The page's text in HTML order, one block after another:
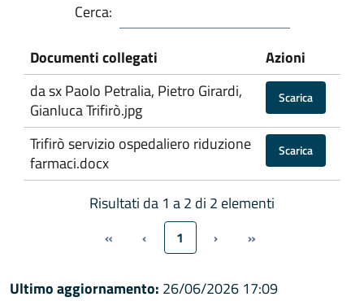
Cerca:
Documenti collegati
Azioni
da sx Paolo Petralia, Pietro Girardi,
Gianluca Trifirò.jpg
Scarica
Trifirò servizio ospedaliero riduzione
farmaci.docx
Scarica
Risultati da 1 a 2 di 2 elementi
« ‹ 1 › »
Ultimo aggiornamento: 26/06/2026 17:09